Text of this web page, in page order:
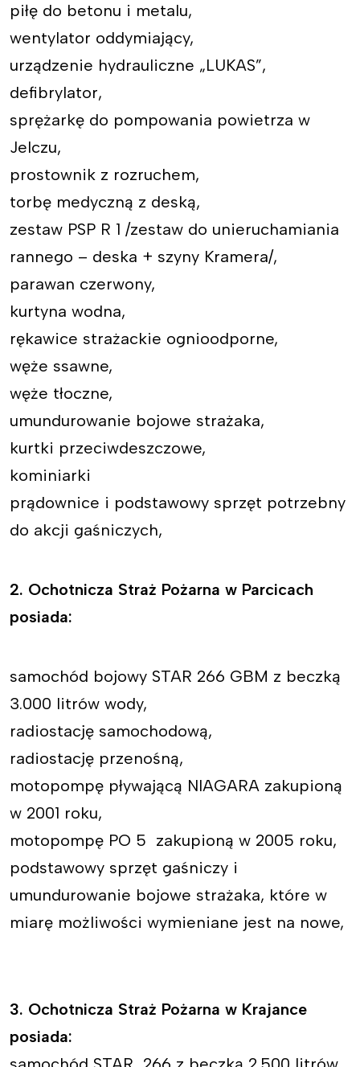
piłę do betonu i metalu,
wentylator oddymiający,
urządzenie hydrauliczne „LUKAS”,
defibrylator,
sprężarkę do pompowania powietrza w
Jelczu,
prostownik z rozruchem,
torbę medyczną z deską,
zestaw PSP R 1 /zestaw do unieruchamiania
rannego – deska + szyny Kramera/,
parawan czerwony,
kurtyna wodna,
rękawice strażackie ognioodporne,
węże ssawne,
węże tłoczne,
umundurowanie bojowe strażaka,
kurtki przeciwdeszczowe,
kominiarki
prądownice i podstawowy sprzęt potrzebny
do akcji gaśniczych,
2. Ochotnicza Straż Pożarna w Parcicach
posiada:
samochód bojowy STAR 266 GBM z beczką
3.000 litrów wody,
radiostację samochodową,
radiostację przenośną,
motopompę pływającą NIAGARA zakupioną
w 2001 roku,
motopompę PO 5 zakupioną w 2005 roku,
podstawowy sprzęt gaśniczy i
umundurowanie bojowe strażaka, które w
miarę możliwości wymieniane jest na nowe,
3. Ochotnicza Straż Pożarna w Krajance
posiada: